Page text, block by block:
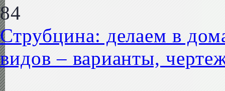
Струбцина: делаем в
видов – варианты,